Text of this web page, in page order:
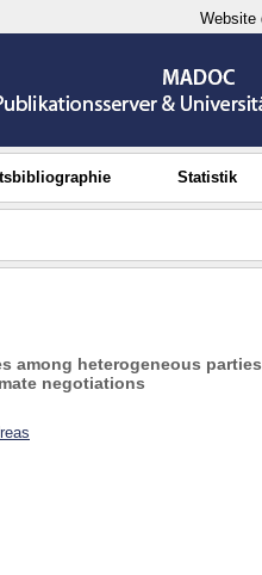
Website
Statistik
among heterogeneous
negotiations